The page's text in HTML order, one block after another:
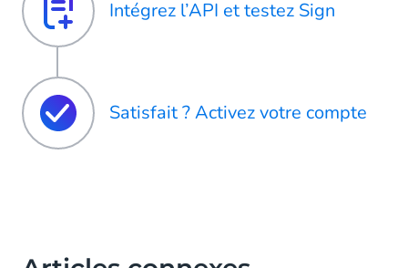
Intégrez l’API et testez Sign
Satisfait ? Activez votre compte